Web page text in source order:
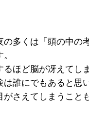
の多くは「頭の中の
るほど脳が冴えてし
は誰にでもあると思
さえてしまうことも